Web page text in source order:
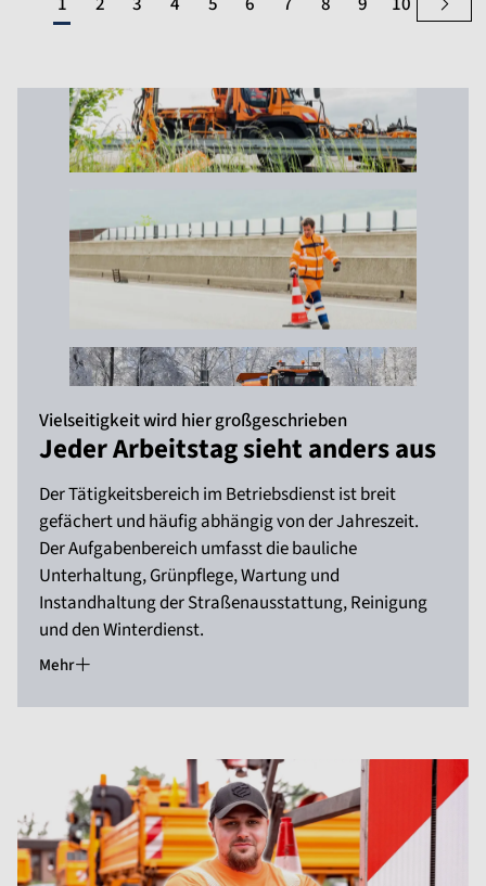
Vielseitigkeit wird hier großgeschrieben
Jeder Arbeitstag sieht anders aus
Der Tätigkeitsbereich im Betriebsdienst ist breit
gefächert und häufig abhängig von der Jahreszeit.
Der Aufgabenbereich umfasst die bauliche
Unterhaltung, Grünpflege, Wartung und
Instandhaltung der Straßenausstattung, Reinigung
und den Winterdienst.
Mehr